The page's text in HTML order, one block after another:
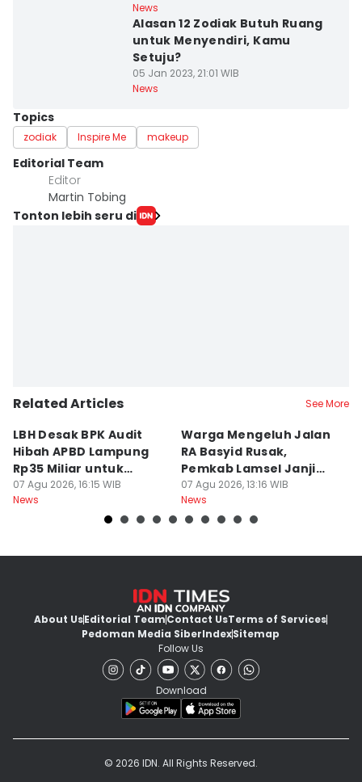
News
Alasan 12 Zodiak Butuh Ruang
untuk Menyendiri, Kamu
Setuju?
05 Jan 2023, 21:01 WIB
News
Topics
zodiak Inspire Me makeup
Editorial Team
Editor
Martin Tobing
Tonton lebih seru di
Related Articles See More
LBH Desak BPK Audit
Hibah APBD Lampung
Rp35 Miliar untuk
Kejaksaan
07 Agu 2026, 16:15 WIB
News
Warga Mengeluh Jalan
RA Basyid Rusak,
Pemkab Lamsel Janji
Segera Perbaiki
07 Agu 2026, 13:16 WIB
News
About UsEditorial TeamContact UsTerms of Services
Pedoman Media SiberIndexSitemap
Follow Us
Download
© 2026 IDN. All Rights Reserved.